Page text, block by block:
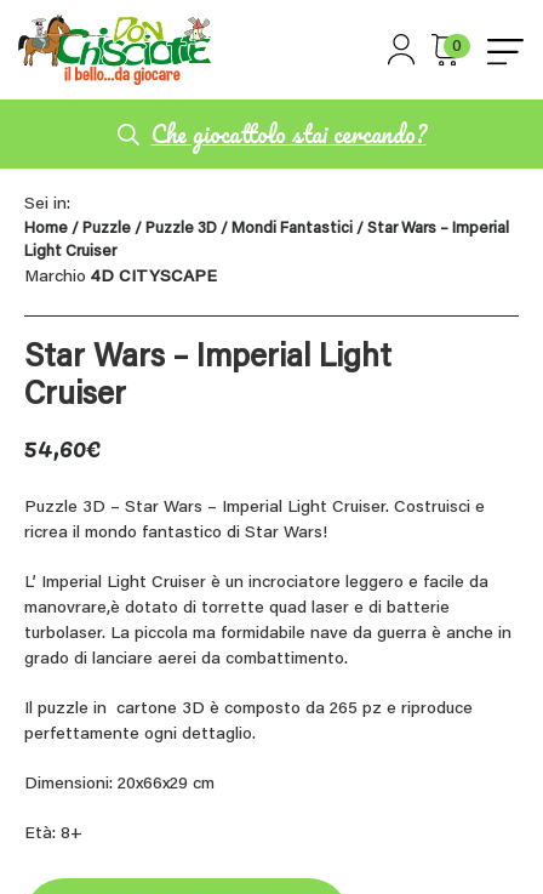
0
Che giocattolo stai cercando?
Sei in:
Home / Puzzle / Puzzle 3D / Mondi Fantastici / Star Wars – Imperial
Light Cruiser
Marchio 4D CITYSCAPE
Star Wars – Imperial Light
Cruiser
54,60€
Puzzle 3D – Star Wars – Imperial Light Cruiser. Costruisci e
ricrea il mondo fantastico di Star Wars!
L’ Imperial Light Cruiser è un incrociatore leggero e facile da
manovrare,è dotato di torrette quad laser e di batterie
turbolaser. La piccola ma formidabile nave da guerra è anche in
grado di lanciare aerei da combattimento.
Il puzzle in cartone 3D è composto da 265 pz e riproduce
perfettamente ogni dettaglio.
Dimensioni: 20x66x29 cm
Età: 8+